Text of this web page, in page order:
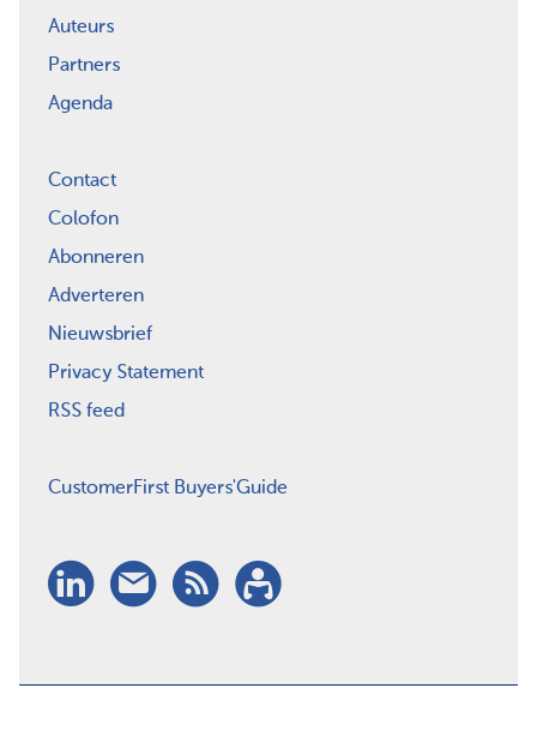
Auteurs
Partners
Agenda
Contact
Colofon
Abonneren
Adverteren
Nieuwsbrief
Privacy Statement
RSS feed
CustomerFirst Buyers'Guide
LinkedIn
Nieuwsbrief
RSSAbonneren